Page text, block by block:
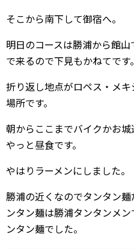
そこから南下して御宿へ。
明日のコースは勝浦から館
で来るので下見もかねてです。
折り返し地点がロペス・メ
場所です。
朝からここまでバイクかお城
やっと昼食です。
やはりラーメンにしました。
勝浦の近くなのでタンタン
ンタン麺は勝浦タンタンメ
ンタン麺でした。